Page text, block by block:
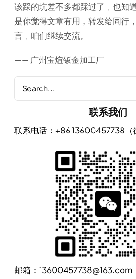
该踩的坑差不多都踩过了，也知
是你觉得文章有用，转发给同行
言，咱们继续交流。
—— 广州宝煊钣金加工厂
Search
for:
联系我们
联系电话：+86 13600457738（
邮箱：13600457738@163.com